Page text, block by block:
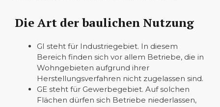
Die Art der baulichen Nutzung
GI steht für Industriegebiet. In diesem
Bereich finden sich vor allem Betriebe, die in
Wohngebieten aufgrund ihrer
Herstellungsverfahren nicht zugelassen sind.
GE steht für Gewerbegebiet. Auf solchen
Flächen dürfen sich Betriebe niederlassen,